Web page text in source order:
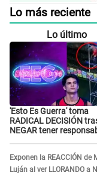
Lo más reciente
Lo último
'Esto Es Guerra' toma
RADICAL DECISIÓN
NEGAR tener
Exponen la REACCIÓN de
Luján al ver LLORANDO a